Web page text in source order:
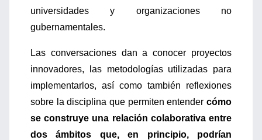
universidades y organizaciones no
gubernamentales.
Las conversaciones dan a conocer proyectos
innovadores, las metodologías utilizadas para
implementarlos, así como también reflexiones
sobre la disciplina que permiten entender cómo
se construye una relación colaborativa entre
dos ámbitos que, en principio, podrían